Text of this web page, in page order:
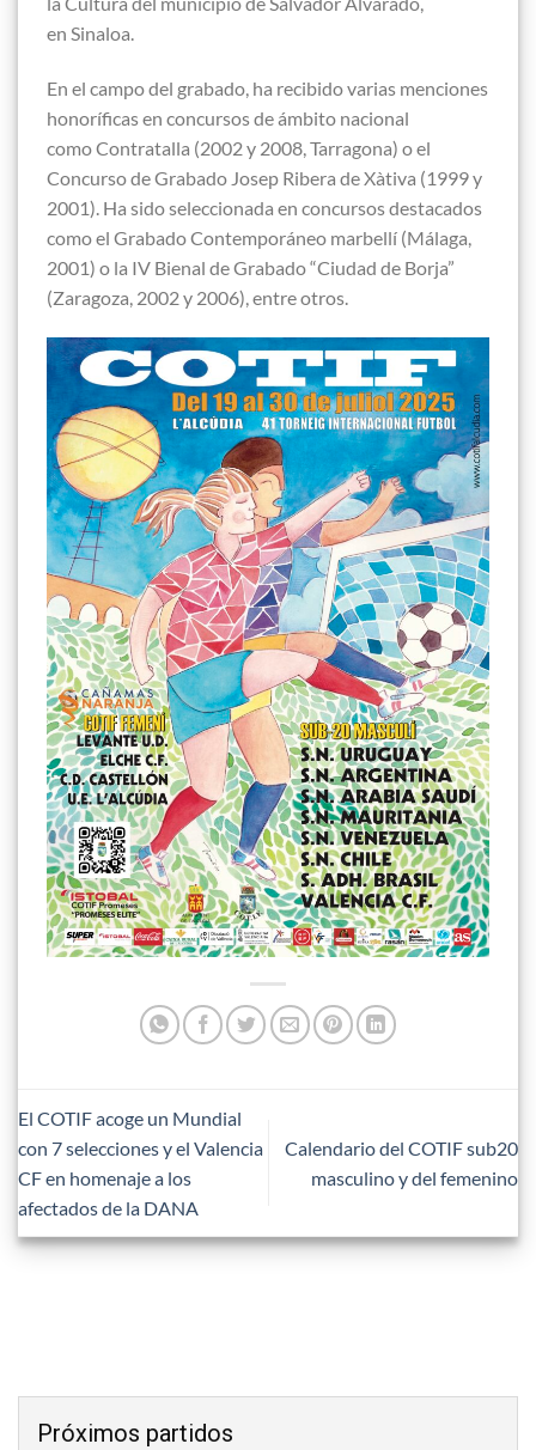
en Sinaloa.
En el campo del grabado, ha recibido varias menciones
honoríficas en concursos de ámbito nacional
como Contratalla (2002 y 2008, Tarragona) o el
Concurso de Grabado Josep Ribera de Xàtiva (1999 y
2001). Ha sido seleccionada en concursos destacados
como el Grabado Contemporáneo marbellí (Málaga,
2001) o la IV Bienal de Grabado “Ciudad de Borja”
(Zaragoza, 2002 y 2006), entre otros.
El COTIF acoge un Mundial
con 7 selecciones y el Valencia
CF en homenaje a los
afectados de la DANA
Calendario del COTIF sub20
masculino y del femenino
Próximos partidos